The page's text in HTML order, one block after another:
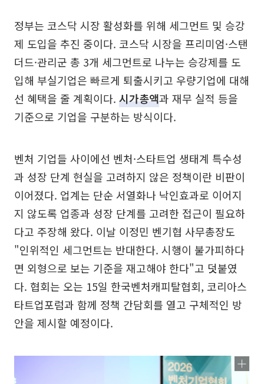
정부는 코스닥 시장 활성화를 위해 세그먼트 및 승강
제 도입을 추진 중이다. 코스닥 시장을 프리미엄·스탠
더드·관리군 총 3개 세그먼트로 나누는 승강제를 도
입해 부실기업은 빠르게 퇴출시키고 우량기업에 대해
선 혜택을 줄 계획이다. 시가총액과 재무 실적 등을
기준으로 기업을 구분하는 방식이다.
벤처 기업들 사이에선 벤처·스타트업 생태계 특수성
과 성장 단계 현실을 고려하지 않은 정책이란 비판이
이어졌다. 업계는 단순 서열화나 낙인효과로 이어지
지 않도록 업종과 성장 단계를 고려한 접근이 필요하
다고 주장해 왔다. 이날 이정민 벤기협 사무총장도
"인위적인 세그먼트는 반대한다. 시행이 불가피하다
면 외형으로 보는 기준을 재고해야 한다"고 덧붙였
다. 협회는 오는 15일 한국벤처캐피탈협회, 코리아스
타트업포럼과 함께 정책 간담회를 열고 구체적인 방
안을 제시할 예정이다.